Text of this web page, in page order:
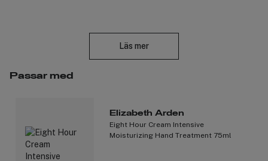
Eight Hour Daily Body Lotion ger överlägsna resultat på en rad
områden, för en enklare hudvårdsrutin. Den silkeslena, lätta
produkten innehåller utsökta ingredienser som skyddar huden
och ger näring. Sheasmör, avokadoolja och ett naturligt
Upplev fördelarna med Eight Hour Daily Body Lotion:
Återfuktar: Återfuktar huden.
Läs mer
Passar med
Elizabeth Arden
Eight Hour Cream Intensive
Moisturizing Hand Treatment 75ml